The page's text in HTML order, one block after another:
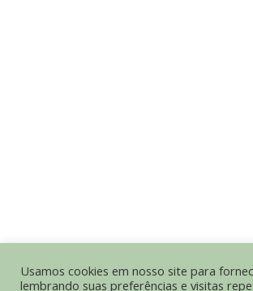
Usamos cookies em nosso site para
lembrando suas preferências e visitas